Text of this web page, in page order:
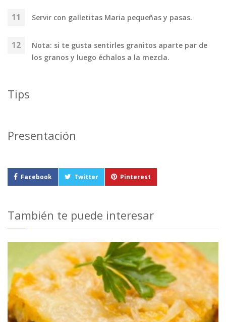
Servir con galletitas Maria pequeñas y pasas.
Nota: si te gusta sentirles granitos aparte par de
los granos y luego échalos a la mezcla.
Tips
Presentación
Facebook Twitter Pinterest
También te puede interesar